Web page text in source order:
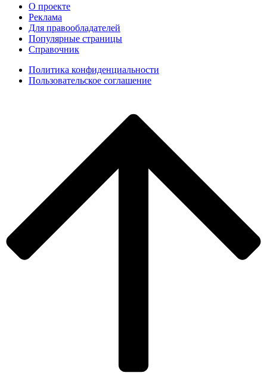
О проекте
Реклама
Для правообладателей
Популярные страницы
Справочник
Политика конфиденциальности
Пользовательское соглашение